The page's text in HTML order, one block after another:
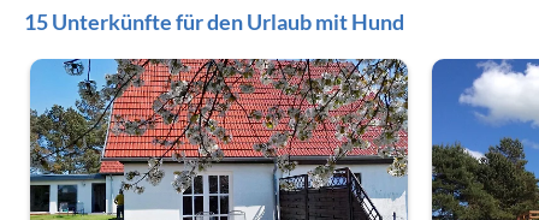
15 Unterkünfte für den Urlaub mit Hund